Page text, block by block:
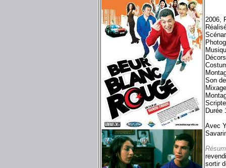
2006,
Son
Durée
Avec
sortir